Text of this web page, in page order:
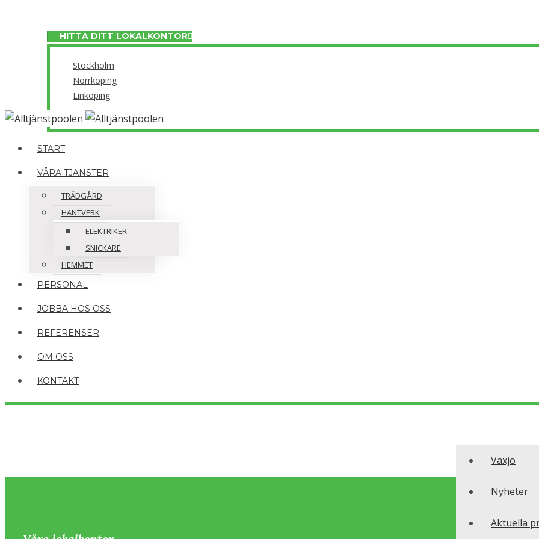
HITTA DITT LOKALKONTOR
Stockholm
Norrköping
Linköping
START
VÅRA TJÄNSTER
TRÄDGÅRD
HANTVERK
ELEKTRIKER
SNICKARE
HEMMET
PERSONAL
JOBBA HOS OSS
REFERENSER
OM OSS
KONTAKT
Växjö
Nyheter
Aktuella